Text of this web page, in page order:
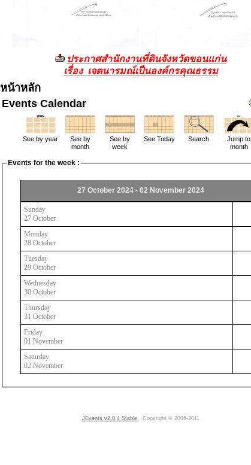
ประกาศสำนักงานที่ดินจังหวัดขอนแก่น
เรื่อง เจตนารมณ์เป็นองค์กรคุณธรรม
หน้าหลัก
Events Calendar
See by year
See by
month
See by
week
See Today Search
Jump to
month
Events for the week :
27 October 2024 - 02 November 2024
Sunday
27 October
Monday
28 October
Tuesday
29 October
Wednesday
30 October
Thursday
31 October
Friday
01 November
Saturday
02 November
JEvents v2.0.4 Stable Copyright © 2006-2011